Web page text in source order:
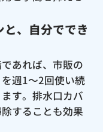
、自分ででき
あれば、市販の
週1〜2回使い続
す。排水口カバ
することも効果